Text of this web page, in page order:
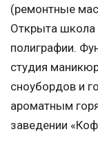
(ремонтные
Открыта школа
полиграфии.
студия
сноубордов и
ароматным
заведении